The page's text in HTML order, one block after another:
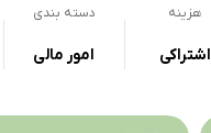
هزینه
اشتراکی
دسته بندی
امور مالی